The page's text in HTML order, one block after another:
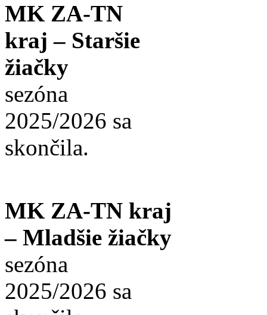
MK ZA-TN
kraj – Staršie
žiačky
sezóna
2025/2026 sa
skončila.
MK ZA-TN kraj
– Mladšie žiačky
sezóna
2025/2026 sa